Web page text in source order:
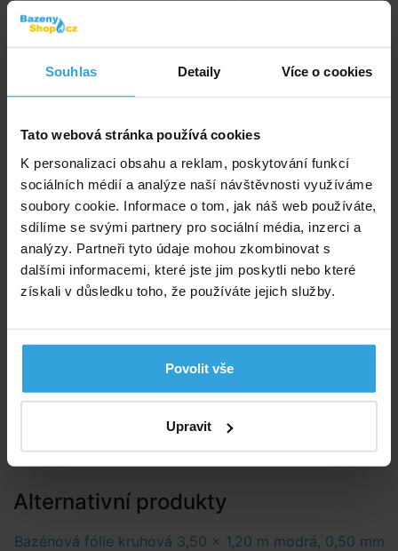
Souhlas Detaily Více o cookies
Tato webová stránka používá cookies
K personalizaci obsahu a reklam, poskytování funkcí
sociálních médií a analýze naší návštěvnosti využíváme
soubory cookie. Informace o tom, jak náš web používáte,
sdílíme se svými partnery pro sociální média, inzerci a
analýzy. Partneři tyto údaje mohou zkombinovat s
dalšími informacemi, které jste jim poskytli nebo které
získali v důsledku toho, že používáte jejich služby.
Povolit vše
Upravit
Hloubka:
Bizkaia-Spain, gresupport@fluidra.com
Doporučené příslušenství (1)
Podložka pod bazén o průměru 3,6m
Skladem > 50 ks
890,- Kč
do košíku
Alternativní produkty
Bazénová fólie kruhová 3,50 x 1,20 m modrá, 0,50 mm